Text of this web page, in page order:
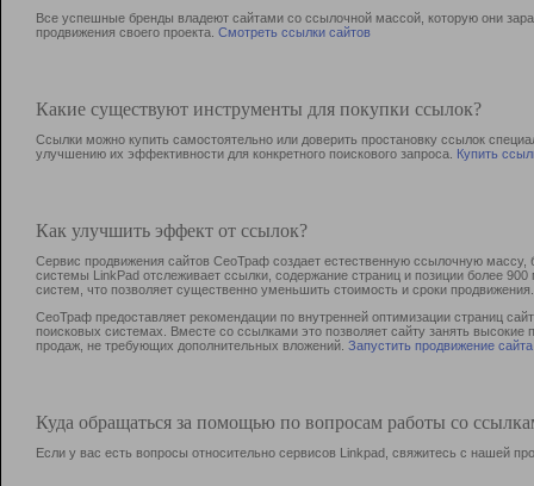
Все успешные бренды владеют сайтами со ссылочной массой, которую они
продвижения своего проекта. Смотреть ссылки сайтов
Какие существуют инструменты для покупки ссылок?
Ссылки можно купить самостоятельно или доверить простановку ссылок
улучшению их эффективности для конкретного поискового запроса. Купить
Как улучшить эффект от ссылок?
Сервис продвижения сайтов СеоТраф создает естественную ссылочную
системы LinkPad отслеживает ссылки, содержание страниц и позиции более
систем, что позволяет существенно уменьшить стоимость и сроки продвижения.
СеоТраф предоставляет рекомендации по внутренней оптимизации страниц
поисковых системах. Вместе со ссылками это позволяет сайту занять
продаж, не требующих дополнительных вложений. Запустить продвижение сайта
Куда обращаться за помощью по вопросам работы со
Если у вас есть вопросы относительно сервисов Linkpad, свяжитесь с нашей